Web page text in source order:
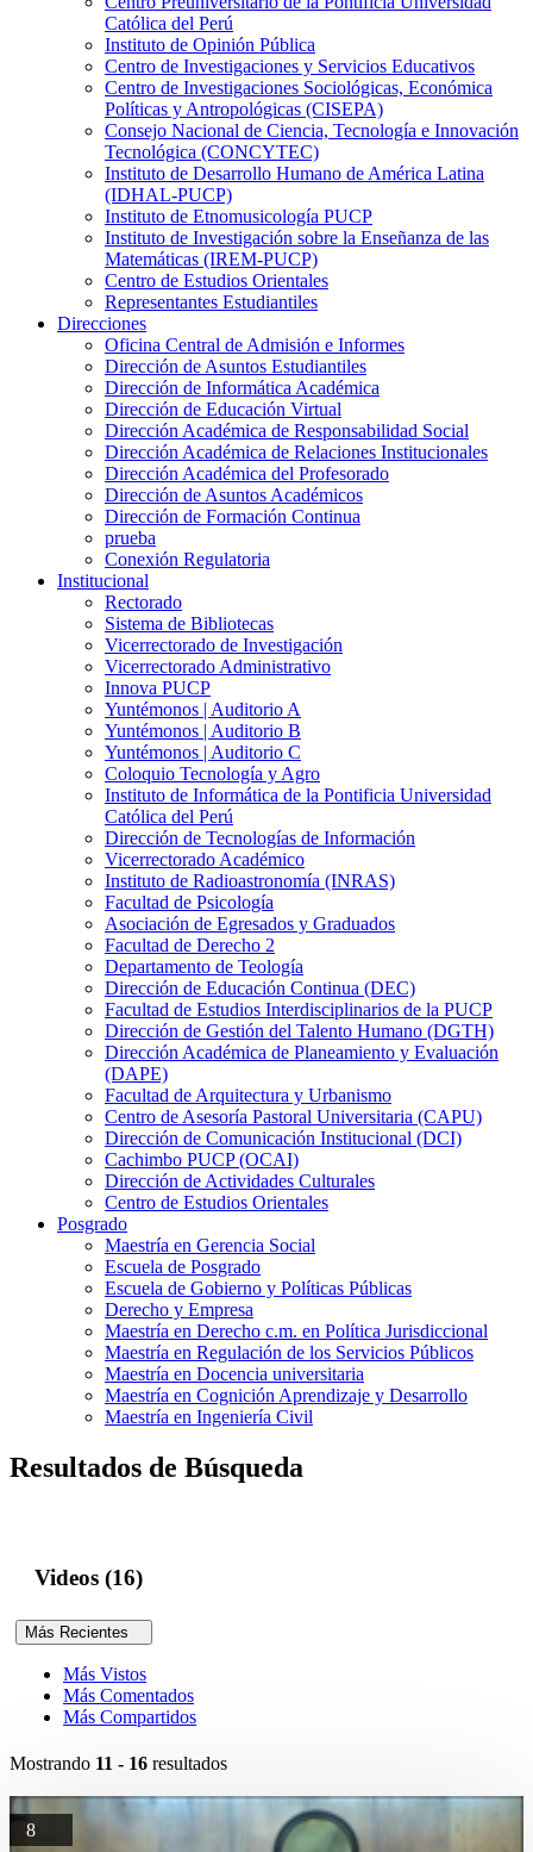
Católica del Perú
Instituto de Opinión Pública
Centro de Investigaciones y Servicios Educativos
Centro de Investigaciones Sociológicas, Económica
Políticas y Antropológicas (CISEPA)
Consejo Nacional de Ciencia, Tecnología e Innovación
Tecnológica (CONCYTEC)
Instituto de Desarrollo Humano de América Latina
(IDHAL-PUCP)
Instituto de Etnomusicología PUCP
Instituto de Investigación sobre la Enseñanza de las
Matemáticas (IREM-PUCP)
Centro de Estudios Orientales
Representantes Estudiantiles
Direcciones
Oficina Central de Admisión e Informes
Dirección de Asuntos Estudiantiles
Dirección de Informática Académica
Dirección de Educación Virtual
Dirección Académica de Responsabilidad Social
Dirección Académica de Relaciones Institucionales
Dirección Académica del Profesorado
Dirección de Asuntos Académicos
Dirección de Formación Continua
prueba
Conexión Regulatoria
Institucional
Rectorado
Sistema de Bibliotecas
Vicerrectorado de Investigación
Vicerrectorado Administrativo
Innova PUCP
Yuntémonos | Auditorio A
Yuntémonos | Auditorio B
Yuntémonos | Auditorio C
Coloquio Tecnología y Agro
Instituto de Informática de la Pontificia Universidad
Católica del Perú
Dirección de Tecnologías de Información
Vicerrectorado Académico
Instituto de Radioastronomía (INRAS)
Facultad de Psicología
Asociación de Egresados y Graduados
Facultad de Derecho 2
Departamento de Teología
Dirección de Educación Continua (DEC)
Facultad de Estudios Interdisciplinarios de la PUCP
Dirección de Gestión del Talento Humano (DGTH)
Dirección Académica de Planeamiento y Evaluación
(DAPE)
Facultad de Arquitectura y Urbanismo
Centro de Asesoría Pastoral Universitaria (CAPU)
Dirección de Comunicación Institucional (DCI)
Cachimbo PUCP (OCAI)
Dirección de Actividades Culturales
Centro de Estudios Orientales
Posgrado
Maestría en Gerencia Social
Escuela de Posgrado
Escuela de Gobierno y Políticas Públicas
Derecho y Empresa
Maestría en Derecho c.m. en Política Jurisdiccional
Maestría en Regulación de los Servicios Públicos
Maestría en Docencia universitaria
Maestría en Cognición Aprendizaje y Desarrollo
Maestría en Ingeniería Civil
Resultados de Búsqueda
Videos (16)
Más Recientes
Más Vistos
Más Comentados
Más Compartidos
Mostrando 11 - 16 resultados
8